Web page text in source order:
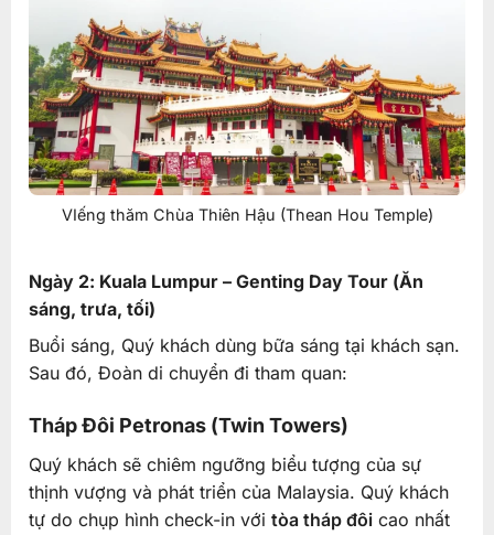
VIếng thăm Chùa Thiên Hậu (Thean Hou Temple)
Ngày 2: Kuala Lumpur – Genting Day Tour (Ăn
sáng, trưa, tối)
Buổi sáng, Quý khách dùng bữa sáng tại khách sạn.
Sau đó, Đoàn di chuyển đi tham quan:
Tháp Đôi Petronas (Twin Towers)
Quý khách sẽ chiêm ngưỡng biểu tượng của sự
thịnh vượng và phát triển của Malaysia. Quý khách
tự do chụp hình check-in với tòa tháp đôicao nhất